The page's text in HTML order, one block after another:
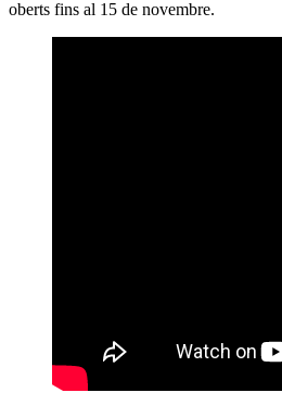
oberts fins al 15 de novembre.